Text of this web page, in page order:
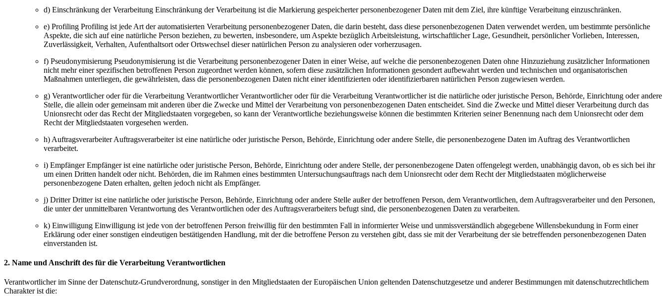
d) Einschränkung der Verarbeitung Einschränkung der Verarbeitung ist die Markierung gespeicherter personenbezogener Daten mit dem Ziel, ihre künftige Verarbeitung einzuschränken.
e) Profiling Profiling ist jede Art der automatisierten Verarbeitung personenbezogener Daten, die darin besteht, dass diese personenbezogenen Daten verwendet werden, um bestimmte persönliche
Aspekte, die sich auf eine natürliche Person beziehen, zu bewerten, insbesondere, um Aspekte bezüglich Arbeitsleistung, wirtschaftlicher Lage, Gesundheit, persönlicher Vorlieben, Interessen,
Zuverlässigkeit, Verhalten, Aufenthaltsort oder Ortswechsel dieser natürlichen Person zu analysieren oder vorherzusagen.
f) Pseudonymisierung Pseudonymisierung ist die Verarbeitung personenbezogener Daten in einer Weise, auf welche die personenbezogenen Daten ohne Hinzuziehung zusätzlicher Informationen
nicht mehr einer spezifischen betroffenen Person zugeordnet werden können, sofern diese zusätzlichen Informationen gesondert aufbewahrt werden und technischen und organisatorischen
Maßnahmen unterliegen, die gewährleisten, dass die personenbezogenen Daten nicht einer identifizierten oder identifizierbaren natürlichen Person zugewiesen werden.
g) Verantwortlicher oder für die Verarbeitung Verantwortlicher Verantwortlicher oder für die Verarbeitung Verantwortlicher ist die natürliche oder juristische Person, Behörde, Einrichtung oder andere
Stelle, die allein oder gemeinsam mit anderen über die Zwecke und Mittel der Verarbeitung von personenbezogenen Daten entscheidet. Sind die Zwecke und Mittel dieser Verarbeitung durch das
Unionsrecht oder das Recht der Mitgliedstaaten vorgegeben, so kann der Verantwortliche beziehungsweise können die bestimmten Kriterien seiner Benennung nach dem Unionsrecht oder dem
Recht der Mitgliedstaaten vorgesehen werden.
h) Auftragsverarbeiter Auftragsverarbeiter ist eine natürliche oder juristische Person, Behörde, Einrichtung oder andere Stelle, die personenbezogene Daten im Auftrag des Verantwortlichen
verarbeitet.
i) Empfänger Empfänger ist eine natürliche oder juristische Person, Behörde, Einrichtung oder andere Stelle, der personenbezogene Daten offengelegt werden, unabhängig davon, ob es sich bei ihr
um einen Dritten handelt oder nicht. Behörden, die im Rahmen eines bestimmten Untersuchungsauftrags nach dem Unionsrecht oder dem Recht der Mitgliedstaaten möglicherweise
personenbezogene Daten erhalten, gelten jedoch nicht als Empfänger.
j) Dritter Dritter ist eine natürliche oder juristische Person, Behörde, Einrichtung oder andere Stelle außer der betroffenen Person, dem Verantwortlichen, dem Auftragsverarbeiter und den Personen,
die unter der unmittelbaren Verantwortung des Verantwortlichen oder des Auftragsverarbeiters befugt sind, die personenbezogenen Daten zu verarbeiten.
k) Einwilligung Einwilligung ist jede von der betroffenen Person freiwillig für den bestimmten Fall in informierter Weise und unmissverständlich abgegebene Willensbekundung in Form einer
Erklärung oder einer sonstigen eindeutigen bestätigenden Handlung, mit der die betroffene Person zu verstehen gibt, dass sie mit der Verarbeitung der sie betreffenden personenbezogenen Daten
einverstanden ist.
2. Name und Anschrift des für die Verarbeitung Verantwortlichen
Verantwortlicher im Sinne der Datenschutz-Grundverordnung, sonstiger in den Mitgliedstaaten der Europäischen Union geltenden Datenschutzgesetze und anderer Bestimmungen mit datenschutzrechtlichem
Charakter ist die: